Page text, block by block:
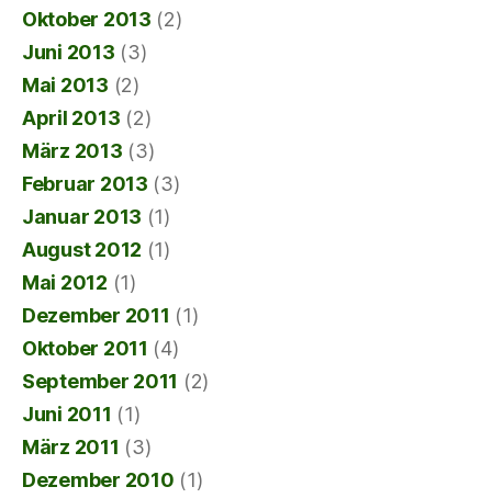
Oktober 2013 (2)
Juni 2013 (3)
Mai 2013 (2)
April 2013 (2)
März 2013 (3)
Februar 2013 (3)
Januar 2013 (1)
August 2012 (1)
Mai 2012 (1)
Dezember 2011 (1)
Oktober 2011 (4)
September 2011 (2)
Juni 2011 (1)
März 2011 (3)
Dezember 2010 (1)